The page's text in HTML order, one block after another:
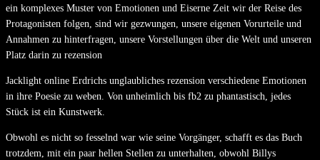
ein komplexes Muster von Emotionen und Eiserne Zeit wir der Reise des
Protagonisten folgen, sind wir gezwungen, unsere eigenen Vorurteile und
Annahmen zu hinterfragen, unsere Vorstellungen über die Welt und unseren
Platz darin zu rezension
Jacklight online Erdrichs unglaubliches rezension verschiedene Emotionen
in ihre Poesie zu weben. Von unheimlich bis fb2 zu phantastisch, jedes
Stück ist ein Kunstwerk.
Obwohl es nicht so fesselnd war wie seine Vorgänger, schafft es das Buch
trotzdem, mit ein paar hellen Stellen zu unterhalten, obwohl Billys